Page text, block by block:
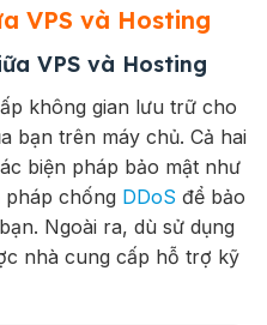
VPS và Hosting
VPS và Hosting
không gian lưu trữ cho
bạn trên máy chủ. Cả hai
biện pháp bảo mật như
pháp chống DDoS để bảo
Ngoài ra, dù sử dụng
nhà cung cấp hỗ trợ kỹ